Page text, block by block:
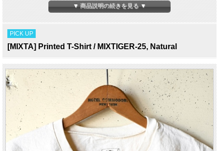
MIXTA (ミクスタ)とは、アメリカの古着のディーラー達で使われる古着業界用語で
「ごちゃ混ぜ」という意味で使われています。
ブランドは、2010年にLA (ロサンゼルス)をベースに古着業界に関わってきた2人
が、アメカジの醍醐味がプリントTシャツであること、プリントTシャツの発祥は
アメリカであると言う思いから自分達自身のブランドとしてTシャツの製作を始め
特徴として、今ではあまり見られなくなった MADE IN U.S.A.
生地の生産に染色、プリント、縫製など全ての行程をアメリカ国内で行われてい
ます。
▼ 商品説明の続きを見る ▼
PICK UP
[MIXTA] Printed T-Shirt / MIXTIGER-25, Natural